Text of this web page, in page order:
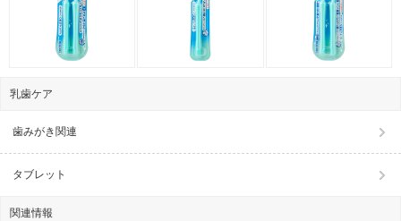
乳歯ケア
歯みがき関連
タブレット
関連情報